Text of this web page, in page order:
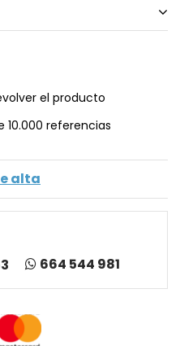
el producto
10.000 referencias
alta
664 544 981